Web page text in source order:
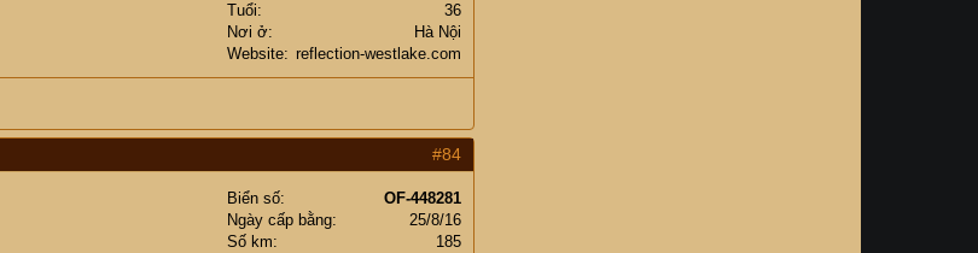
Tuổi
36
Nơi ở
Hà Nội
Website
reflection-westlake.com
#84
Biển số
OF-448281
Ngày cấp bằng
25/8/16
Số km
185